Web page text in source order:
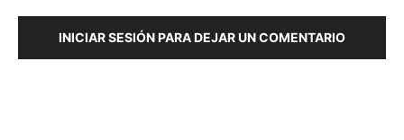
INICIAR SESIÓN PARA DEJAR UN COMENTARIO